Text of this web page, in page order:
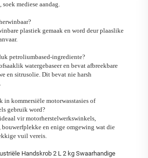
mediese aandag.
plastiek gemaak en word deur plaaslike
petroliumbased-ingrediente?
watergebaseer en bevat afbreekbare
en sitrusolie. Dit bevat nie harsh
in kommersiële motorwasstasies of
gebruik word?
vir motorherstelwerkswinkels,
en enige omgewing wat die
vuil vereis.
Handskrob 2 L 2 kg Swaarhandige